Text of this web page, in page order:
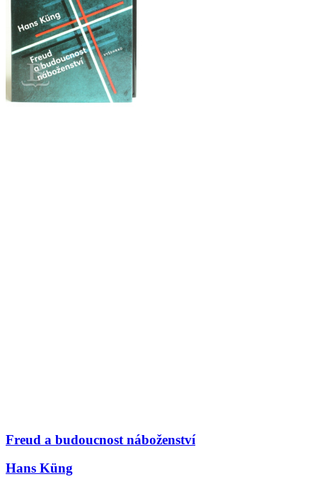
Freud a budoucnost náboženství
Hans Küng